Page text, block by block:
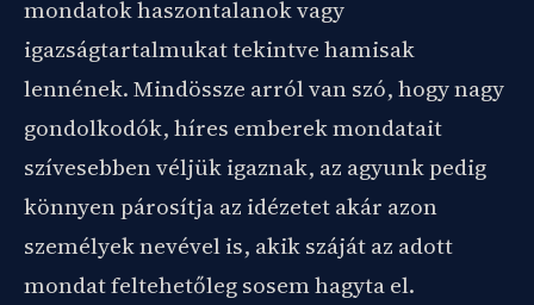
mondatok haszontalanok vagy
igazságtartalmukat tekintve hamisak
lennének. Mindössze arról van szó, hogy nagy
gondolkodók, híres emberek mondatait
szívesebben véljük igaznak, az agyunk pedig
könnyen párosítja az idézetet akár azon
személyek nevével is, akik száját az adott
mondat feltehetőleg sosem hagyta el.